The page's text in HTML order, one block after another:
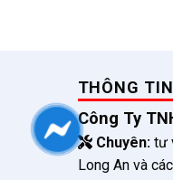
THÔNG
Công Ty
Chuyên:tư
Long An và